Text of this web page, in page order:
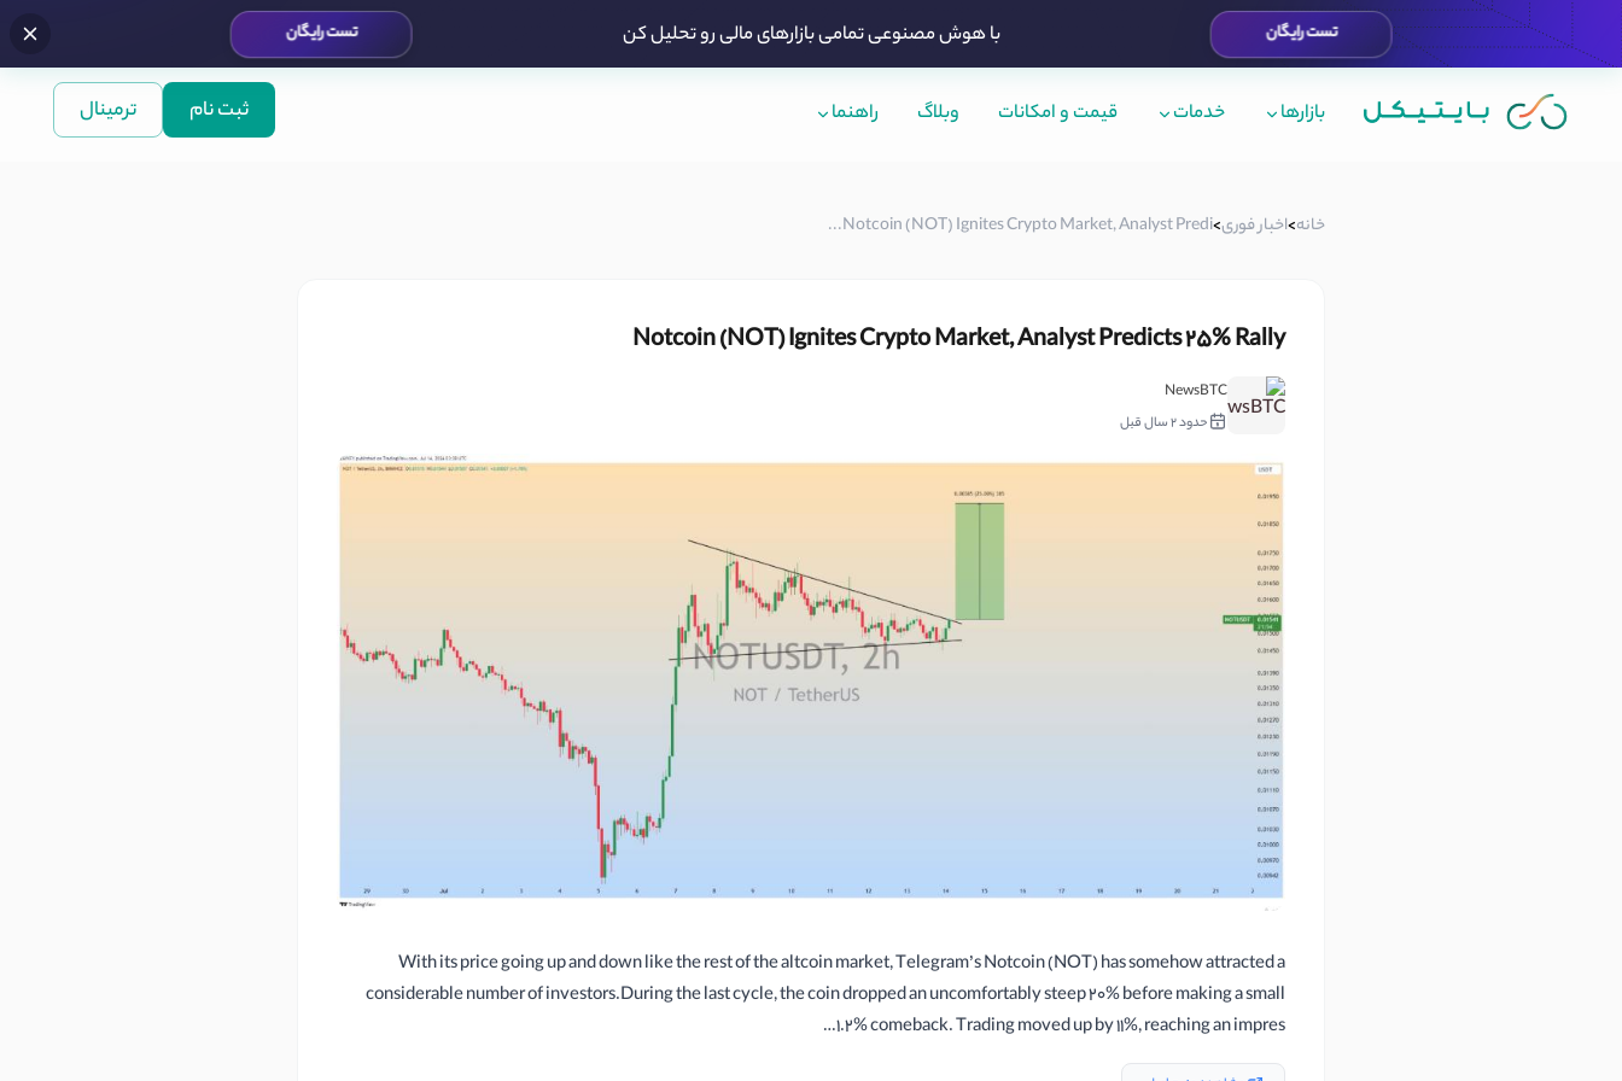
تست رایگان با هوش مصنوعی تمامی بازارهای مالی رو تحلیل کن تست رایگان
بازارها خدمات قیمت و امکانات وبلاگ راهنما ثبت نام ترمینال
خانه>اخبار فوری>
Notcoin (NOT) Ignites Crypto Market, Analyst Predi...
Notcoin (NOT) Ignites Crypto Market, Analyst Predicts 25% Rally
NewsBTC
حدود 2 سال قبل
With its price going up and down like the rest of the altcoin market, Telegram’s Notcoin (NOT) has somehow attracted a
considerable number of investors.During the last cycle, the coin dropped an uncomfortably steep 20% before making a small
1.2% comeback. Trading moved up by 11%, reaching an impres…